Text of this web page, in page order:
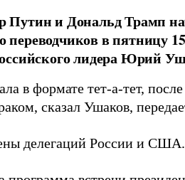
и Дональд Трамп
в пятницу
лидера Юрий
в формате тет-а-тет,
сказал Ушаков,
делегаций России и США.